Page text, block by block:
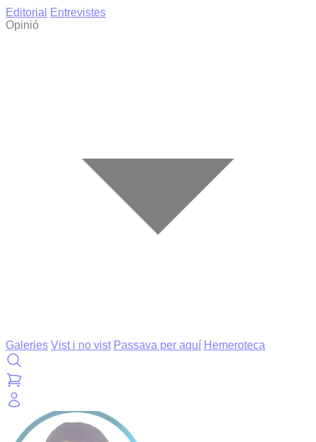
Editorial
Entrevistes
Opinió
Galeries Vist i no vist Passava per aquí Hemeroteca